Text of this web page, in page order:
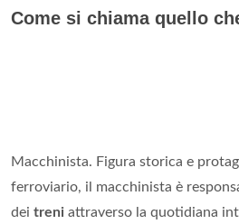
Come si chiama quello
Macchinista. Figura storica e
ferroviario, il macchinista è
dei treni attraverso la quotidiana